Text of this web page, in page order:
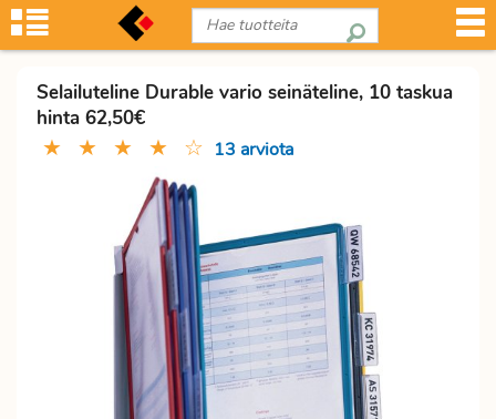
Selailuteline Durable vario seinäteline, 10 taskua
hinta 62,50€
★ ★ ★ ★ ☆ 13 arviota